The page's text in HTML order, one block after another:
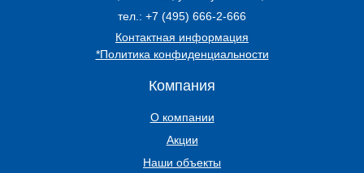
тел.: +7 (495) 666-2-666
Контактная информация
*Политика конфиденциальности
Компания
О компании
Акции
Наши объекты